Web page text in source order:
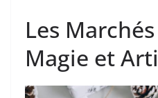
Les
Magie et